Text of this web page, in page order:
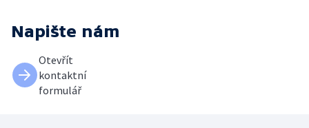
Napište nám
Otevřít
kontaktní
formulář